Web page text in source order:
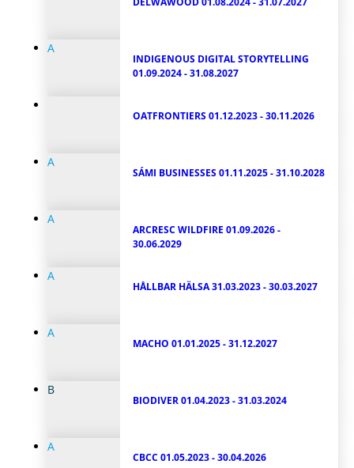
A
INDIGENOUS DIGITAL STORYTELLING
01.09.2024 - 31.08.2027
OATFRONTIERS01.12.2023 - 30.11.2026
A
SÁMI BUSINESSES01.11.2025 - 31.10.2028
A
ARCRESC WILDFIRE 01.09.2026 -
30.06.2029
A
HÅLLBAR HÄLSA31.03.2023 - 30.03.2027
A
MACHO 01.01.2025 - 31.12.2027
B
BIODIVER01.04.2023 - 31.03.2024
A
CBCC 01.05.2023 - 30.04.2026